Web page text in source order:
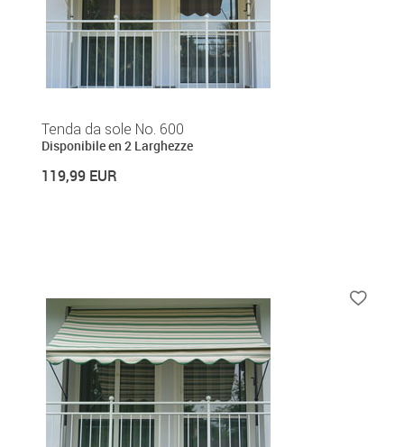
Tenda da sole No. 600
Disponibile en 2 Larghezze
119,99 EUR